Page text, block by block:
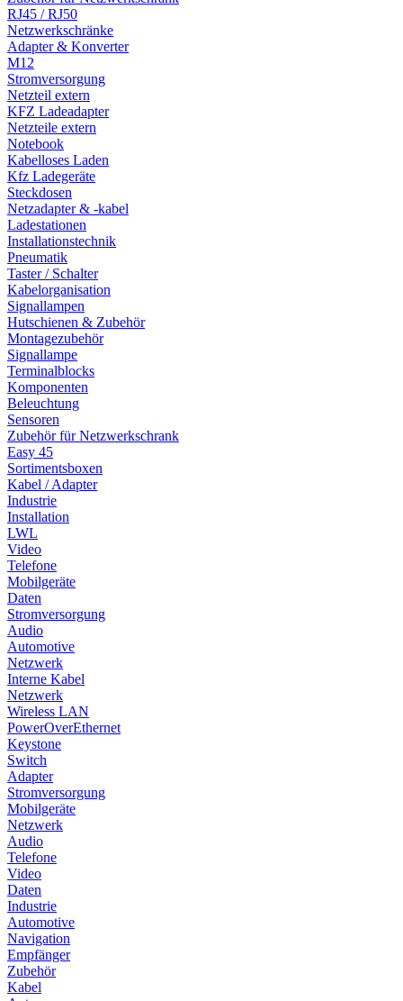
RJ45 / RJ50
Netzwerkschränke
Adapter & Konverter
M12
Stromversorgung
Netzteil extern
KFZ Ladeadapter
Netzteile extern
Notebook
Kabelloses Laden
Kfz Ladegeräte
Steckdosen
Netzadapter & -kabel
Ladestationen
Installationstechnik
Pneumatik
Taster / Schalter
Kabelorganisation
Signallampen
Hutschienen & Zubehör
Montagezubehör
Signallampe
Terminalblocks
Komponenten
Beleuchtung
Sensoren
Zubehör für Netzwerkschrank
Easy 45
Sortimentsboxen
Kabel / Adapter
Industrie
Installation
LWL
Video
Telefone
Mobilgeräte
Daten
Stromversorgung
Audio
Automotive
Netzwerk
Interne Kabel
Netzwerk
Wireless LAN
PowerOverEthernet
Keystone
Switch
Adapter
Stromversorgung
Mobilgeräte
Netzwerk
Audio
Telefone
Video
Daten
Industrie
Automotive
Navigation
Empfänger
Zubehör
Kabel